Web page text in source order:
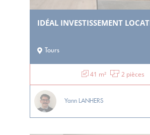
IDÉAL INVESTISSEMENT
Tours
41 m² 2 pièces
Yann LANHERS